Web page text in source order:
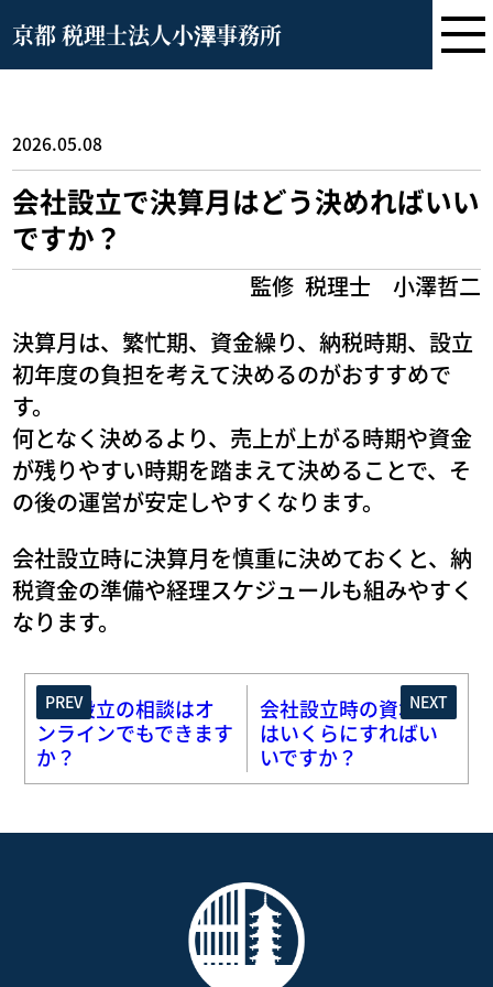
京都 税理士法人小澤事務所
2026.05.08
会社設立で決算月はどう決めればいい
ですか？
監修 税理士 小澤哲二
決算月は、繁忙期、資金繰り、納税時期、設立
初年度の負担を考えて決めるのがおすすめで
す。
何となく決めるより、売上が上がる時期や資金
が残りやすい時期を踏まえて決めることで、そ
の後の運営が安定しやすくなります。
会社設立時に決算月を慎重に決めておくと、納
税資金の準備や経理スケジュールも組みやすく
なります。
PREV
会社設立の相談はオ
ンラインでもできます
か？
NEXT
会社設立時の資本金
はいくらにすればい
いですか？